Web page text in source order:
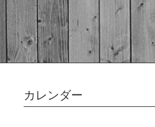
カレンダー